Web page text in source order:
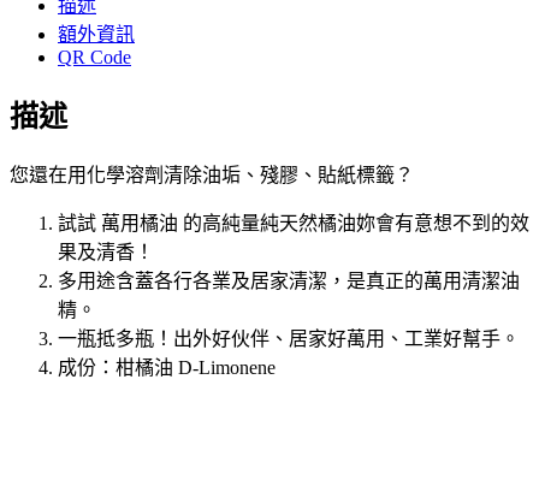
描述
額外資訊
QR Code
描述
您還在用化學溶劑清除油垢、殘膠、貼紙標籤？
試試 萬用橘油 的高純量純天然橘油妳會有意想不到的效
果及清香！
多用途含蓋各行各業及居家清潔，是真正的萬用清潔油
精。
一瓶抵多瓶！出外好伙伴、居家好萬用、工業好幫手。
成份：柑橘油 D-Limonene